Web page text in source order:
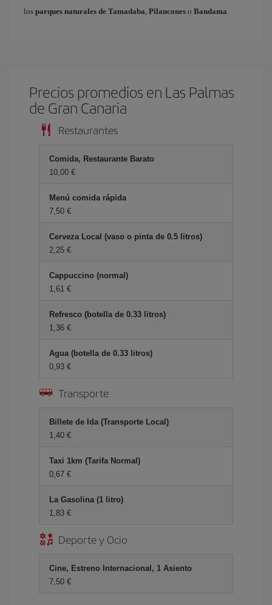
los parques naturales de Tamadaba, Pilancones o Bandama.
Precios promedios en Las Palmas
de Gran Canaria
Restaurantes
Comida, Restaurante Barato
10,00 €
Menú comida rápida
7,50 €
Cerveza Local (vaso o pinta de 0.5 litros)
2,25 €
Cappuccino (normal)
1,61 €
Refresco (botella de 0.33 litros)
1,36 €
Agua (botella de 0.33 litros)
0,93 €
Transporte
Billete de Ida (Transporte Local)
1,40 €
Taxi 1km (Tarifa Normal)
0,67 €
La Gasolina (1 litro)
1,83 €
Deporte y Ocio
Cine, Estreno Internacional, 1 Asiento
7,50 €